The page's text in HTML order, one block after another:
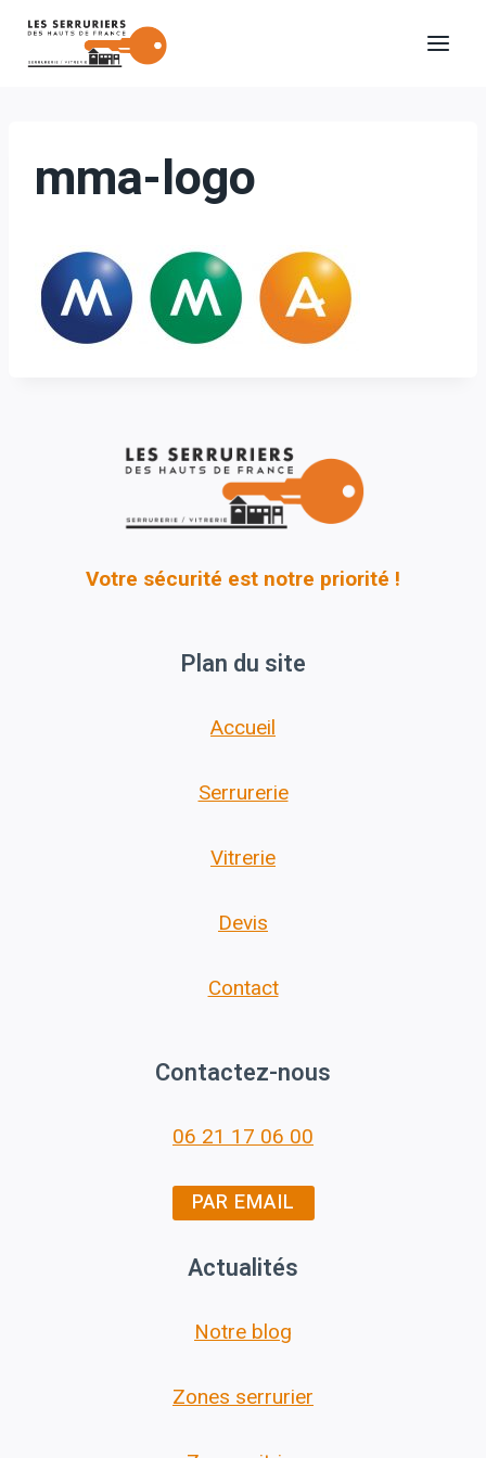
Aller
mma-logo
Votre sécurité est notre priorité !
Plan du site
Accueil
Serrurerie
Vitrerie
Devis
Contact
Contactez-nous
06 21 17 06 00
PAR EMAIL
Actualités
Notre blog
Zones serrurier